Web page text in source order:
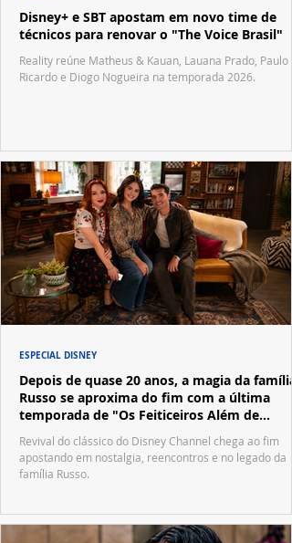
Disney+ e SBT apostam em novo time de
técnicos para renovar o "The Voice Brasil"
Reality reúne Matheus & Kauan, Lauana Prado, Paulo
Ricardo e Diogo Nogueira na temporada 2026.
Depois de quase 20 anos, a magia da família
Russo se aproxima do fim com a última
temporada de "Os Feiticeiros Além de
Waverly Place"
Revival do clássico do Disney Channel chega ao fim
apostando em nostalgia, reencontros e no legado da
família Russo.
ESPECIAL DISNEY